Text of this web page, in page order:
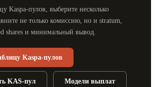
Kaspa-пулов, выберите несколько
не только комиссию, но и stratum,
shares и минимальный вывод.
Kaspa-пулов
KAS-пул Модели выплат